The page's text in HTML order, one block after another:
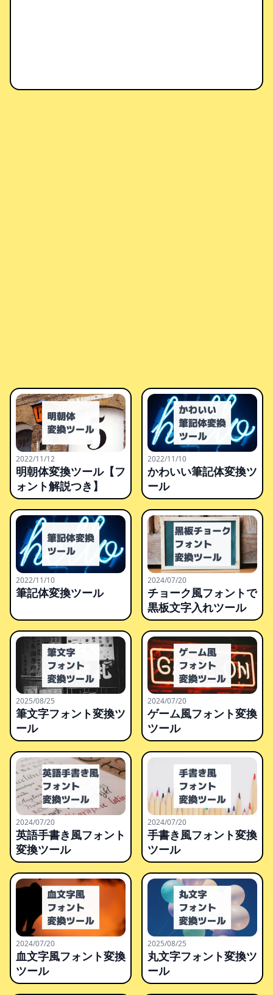
2022/11/12
明朝体変換ツール【フ
ォント解説つき】
2022/11/10
かわいい筆記体変換ツ
ール
2022/11/10
筆記体変換ツール
2024/07/20
チョーク風フォントで
黒板文字入れツール
2025/08/25
筆文字フォント変換ツ
ール
2024/07/20
ゲーム風フォント変換
ツール
2024/07/20
英語手書き風フォント
変換ツール
2024/07/20
手書き風フォント変換
ツール
2024/07/20
血文字風フォント変換
ツール
2025/08/25
丸文字フォント変換ツ
ール